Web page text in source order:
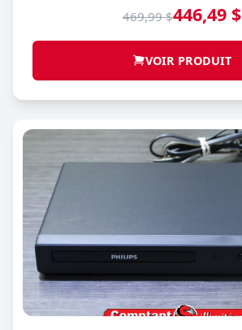
469,99 $446,49 $
VOIR PRODUIT